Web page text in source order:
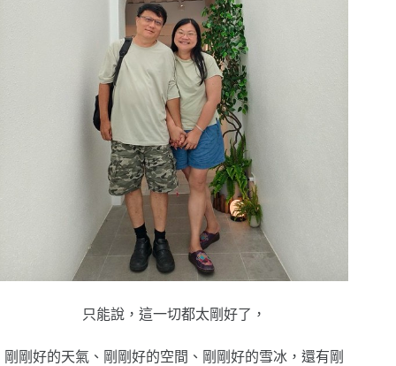
只能說，這一切都太剛好了，
剛剛好的天氣、剛剛好的空間、剛剛好的雪冰，還有剛